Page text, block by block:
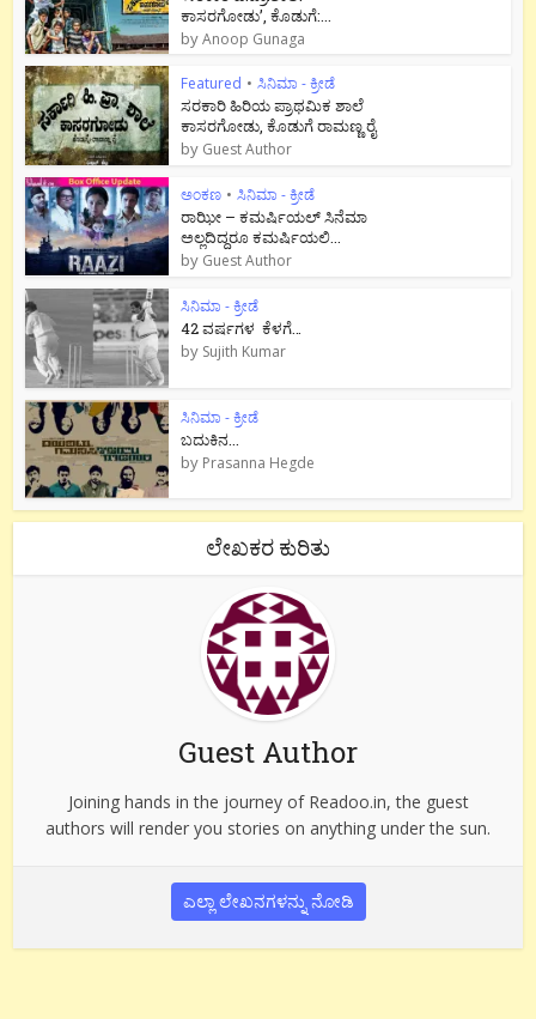
ಕಾಸರಗೋಡು’, ಕೊಡುಗೆ:...
byAnoop Gunaga
Featured • ಸಿನಿಮಾ - ಕ್ರೀಡೆ
ಸರಕಾರಿ ಹಿರಿಯ ಪ್ರಾಥಮಿಕ ಶಾಲೆ
ಕಾಸರಗೋಡು, ಕೊಡುಗೆ ರಾಮಣ್ಣ ರೈ
by Guest Author
ಅಂಕಣ • ಸಿನಿಮಾ - ಕ್ರೀಡೆ
ರಾಝೀ – ಕಮರ್ಷಿಯಲ್ ಸಿನೆಮಾ
ಅಲ್ಲದಿದ್ದರೂ ಕಮರ್ಷಿಯಲಿ...
by Guest Author
ಸಿನಿಮಾ - ಕ್ರೀಡೆ
42 ವರ್ಷಗಳ ಕೆಳಗೆ…
by Sujith Kumar
ಸಿನಿಮಾ - ಕ್ರೀಡೆ
ಬದುಕಿನ...
by Prasanna Hegde
ಲೇಖಕರ ಕುರಿತು
Guest Author
Joining hands in the journey of Readoo.in, the guest
authors will render you stories on anything under the sun.
ಎಲ್ಲಾ ಲೇಖನಗಳನ್ನು ನೋಡಿ